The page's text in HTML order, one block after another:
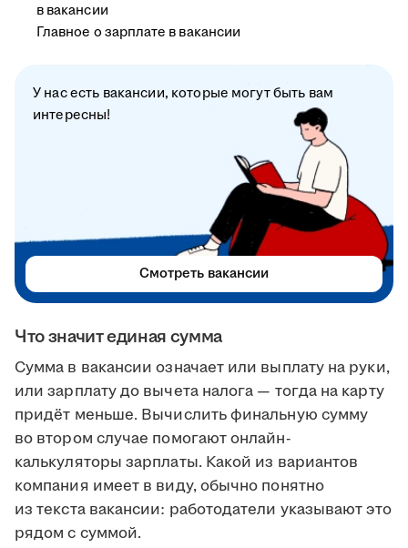
Что значит единая сумма
Сумма в вакансии означает или выплату на руки,
или зарплату до вычета налога — тогда на карту
придёт меньше. Вычислить финальную сумму
во втором случае помогают онлайн-
калькуляторы зарплаты. Какой из вариантов
компания имеет в виду, обычно понятно
из текста вакансии: работодатели указывают это
рядом с суммой.
в вакансии
Главное о зарплате в вакансии
У нас есть вакансии, которые могут быть вам
интересны!
Смотреть вакансии